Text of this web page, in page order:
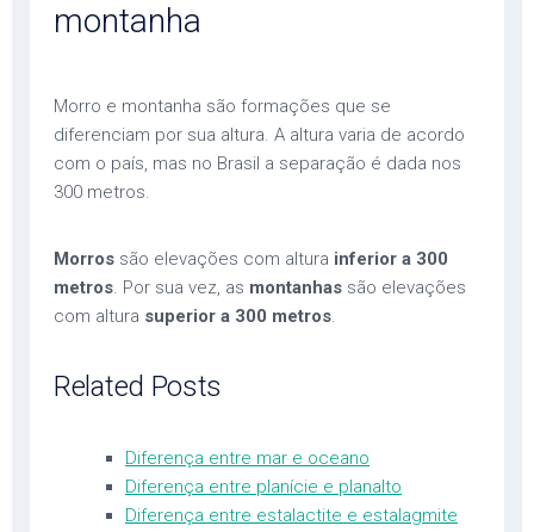
montanha
Morro e montanha são formações que se
diferenciam por sua altura. A altura varia de acordo
com o país, mas no Brasil a separação é dada nos
300 metros.
Morros são elevações com altura inferior a 300
metros. Por sua vez, as montanhas são elevações
com altura superior a 300 metros.
Related Posts
Diferença entre mar e oceano
Diferença entre planície e planalto
Diferença entre estalactite e estalagmite